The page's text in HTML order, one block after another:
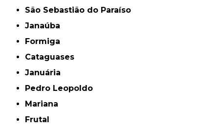
São Sebastião do Paraíso
Janaúba
Formiga
Cataguases
Januária
Pedro Leopoldo
Mariana
Frutal